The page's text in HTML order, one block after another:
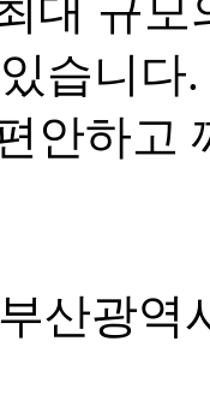
대 규
습니다
안하고
산광역